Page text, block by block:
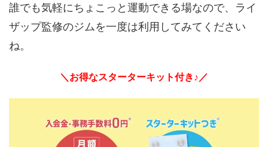
誰でも気軽にちょこっと運動できる場なので、ライ
ザップ監修のジムを一度は利用してみてください
ね。
＼お得なスターターキット付き♪／